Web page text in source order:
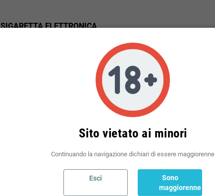
ELETTRONICA
Sito vietato ai minori
Continuando la navigazione dichiari di essere maggiorenne
Esci
Sono
maggiorenne